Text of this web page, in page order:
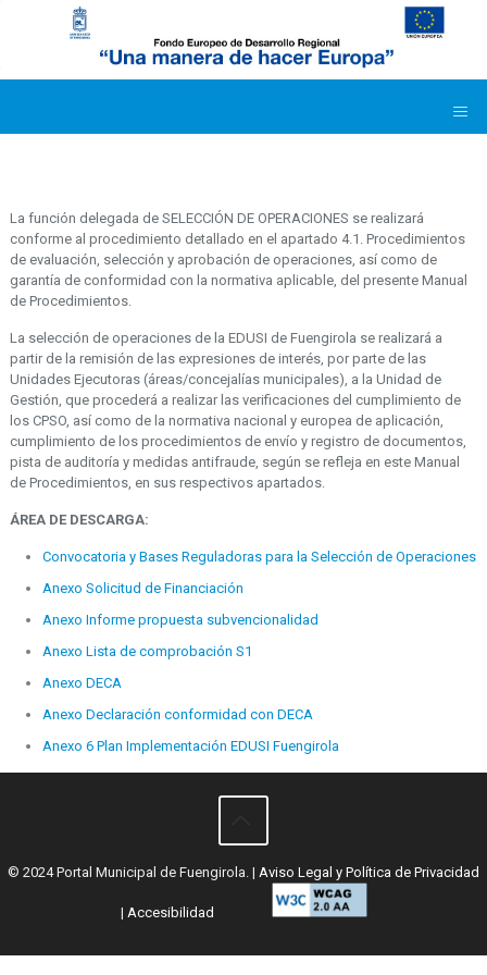
La función delegada de SELECCIÓN DE OPERACIONES se realizará
conforme al procedimiento detallado en el apartado 4.1. Procedimientos
de evaluación, selección y aprobación de operaciones, así como de
garantía de conformidad con la normativa aplicable, del presente Manual
de Procedimientos.
La selección de operaciones de la EDUSI de Fuengirola se realizará a
partir de la remisión de las expresiones de interés, por parte de las
Unidades Ejecutoras (áreas/concejalías municipales), a la Unidad de
Gestión, que procederá a realizar las verificaciones del cumplimiento de
los CPSO, así como de la normativa nacional y europea de aplicación,
cumplimiento de los procedimientos de envío y registro de documentos,
pista de auditoría y medidas antifraude, según se refleja en este Manual
de Procedimientos, en sus respectivos apartados.
ÁREA DE DESCARGA:
Convocatoria y Bases Reguladoras para la Selección de Operaciones
Anexo Solicitud de Financiación
Anexo Informe propuesta subvencionalidad
Anexo Lista de comprobación S1
Anexo DECA
Anexo Declaración conformidad con DECA
Anexo 6 Plan Implementación EDUSI Fuengirola
© 2024 Portal Municipal de Fuengirola. | Aviso Legal y Política de Privacidad
| Accesibilidad